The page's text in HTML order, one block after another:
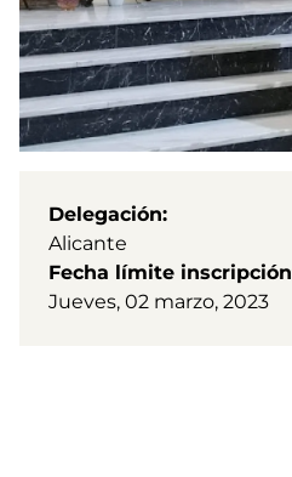
Delegación
Alicante
Fecha límite inscripción
Jueves, 02 marzo, 2023